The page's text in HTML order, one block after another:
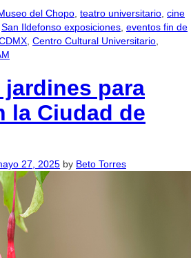
del Chopo teatro universitario cine
San Ildefonso exposiciones eventos fin de
Centro Cultural Universitario
jardines para
la Ciudad de
27, 2025 by Beto Torres